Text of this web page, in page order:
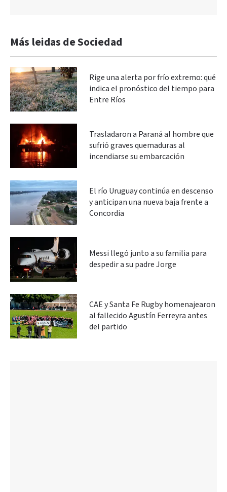
Más leidas de Sociedad
Rige una alerta por frío extremo: qué
indica el pronóstico del tiempo para
Entre Ríos
Trasladaron a Paraná al hombre que
sufrió graves quemaduras al
incendiarse su embarcación
El río Uruguay continúa en descenso
y anticipan una nueva baja frente a
Concordia
Messi llegó junto a su familia para
despedir a su padre Jorge
CAE y Santa Fe Rugby homenajearon
al fallecido Agustín Ferreyra antes
del partido